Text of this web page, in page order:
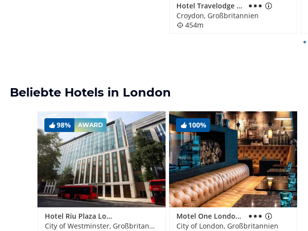
Hotel Travelodge Croydon
Croydon, Großbritannien
454m
Beliebte Hotels in London
98% AWARD
Hotel Riu Plaza London Victoria
City of Westminster, Großbritannien
100%
Motel One London-Tower Hill
City of London, Großbritannien